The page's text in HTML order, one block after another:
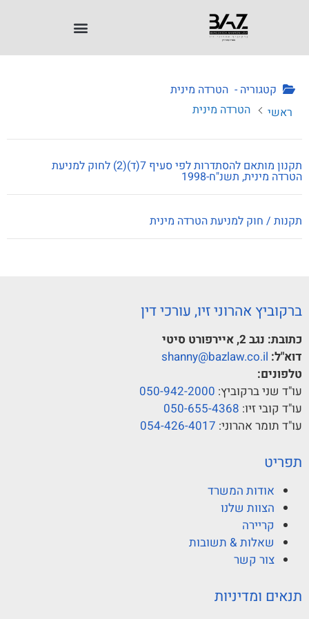
קטגוריה - הטרדה מינית
ראשי
הטרדה מינית
תקנון מותאם להסתדרות לפי סעיף 7(ד)(2) לחוק למניעת
הטרדה מינית, תשנ"ח-1998
תקנות / חוק למניעת הטרדה מינית
ברקוביץ אהרוני זיו, עורכי דין
כתובת: נגב 2, איירפורט סיטי
דוא"ל: shanny@bazlaw.co.il
טלפונים:
עו"ד שני ברקוביץ: 050-942-2000
עו"ד קובי זיו: 050-655-4368
עו"ד תומר אהרוני: 054-426-4017
תפריט
אודות המשרד
הצוות שלנו
קריירה
שאלות & תשובות
צור קשר
תנאים ומדיניות